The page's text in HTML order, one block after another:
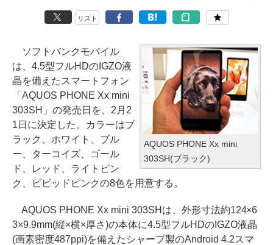
リスト
AQUOS PHONE Xx mini
303SH(ブラック)
ソフトバンクモバイル
は、4.5型フルHDのIGZO液
晶を備えたスマートフォン
「AQUOS PHONE Xx mini
303SH」の発売日を、2月2
1日に決定した。カラーはブ
ラック、ホワイト、ブル
ー、ターコイズ、ゴール
ド、レッド、ライトピン
ク、ビビッドピンクの8色を用意する。
AQUOS PHONE Xx mini 303SHは、外形寸法約124×6
3×9.9mm(縦×横×厚さ)の本体に4.5型フルHDのIGZO液晶
(画素密度487ppi)を備えたシャープ製のAndroid 4.2スマ